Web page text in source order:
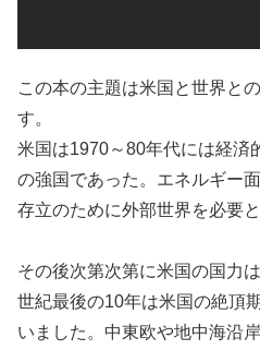
この本の主題は米国と世界と
す。
米国は1970～80年代には経済
の強国であった。エネルギー
存立のために外部世界を必要
その後次第次第に米国の国力
世紀最後の10年は米国の絶頂
いました。中東欧や地中海沿